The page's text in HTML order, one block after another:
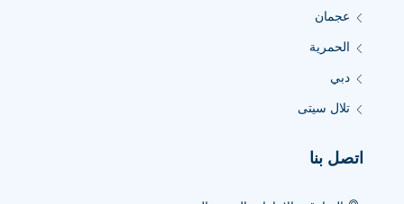
عجمان
الحمرية
دبي
تلال سيتى
اتصل بنا